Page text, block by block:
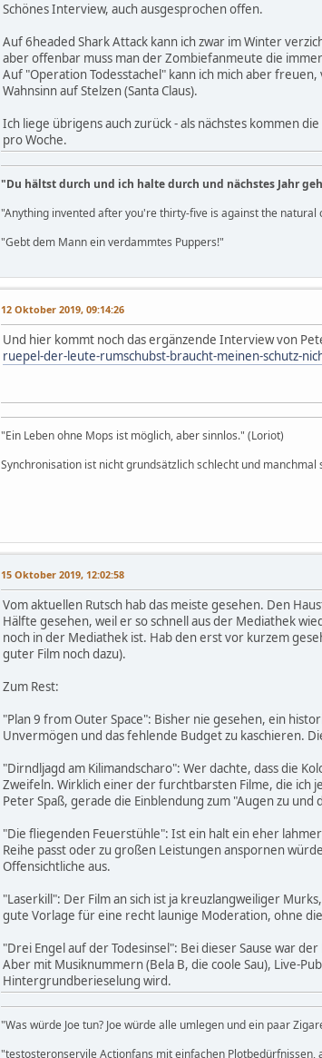
Schönes Interview, auch ausgesprochen offen.
Auf 6headed Shark Attack kann ich zwar im Winter
aber offenbar muss man der Zombiefanmeute die
Auf "Operation Todesstachel" kann ich mich aber
Wahnsinn auf Stelzen (Santa Claus).
Ich liege übrigens auch zurück - als nächstes kommen
pro Woche.
"Du hältst durch und ich halte durch und nächstes Jahr
"Anything invented after you're thirty-five is against the natural
"Gebt dem Mann ein verdammtes Puppers!"
12 Oktober 2019, 09:14:26
Und hier kommt noch das ergänzende Interview von
ruepel-der-leute-rumschubst-braucht-meinen-schutz-
"Ein Leben ohne Mops ist möglich, aber sinnlos." (Loriot)
Synchronisation ist nicht grundsätzlich schlecht und manchmal
15 Oktober 2019, 12:02:58
Vom aktuellen Rutsch hab das meiste gesehen. Den
Hälfte gesehen, weil er so schnell aus der Mediathek
noch in der Mediathek ist. Hab den erst vor kurzem
guter Film noch dazu).
Zum Rest:
"Plan 9 from Outer Space": Bisher nie gesehen, ein
Unvermögen und das fehlende Budget zu kaschieren.
"Dirndljagd am Kilimandscharo": Wer dachte, dass die
Zweifeln. Wirklich einer der furchtbarsten Filme, die ich
Peter Spaß, gerade die Einblendung zum "Augen zu
"Die fliegenden Feuerstühle": Ist ein halt ein eher
Reihe passt oder zu großen Leistungen anspornen
Offensichtliche aus.
"Laserkill": Der Film an sich ist ja kreuzlangweiliger
gute Vorlage für eine recht launige Moderation, ohne
"Drei Engel auf der Todesinsel": Bei dieser Sause war
Aber mit Musiknummern (Bela B, die coole Sau), Live-
Hintergrundberieselung wird.
"Was würde Joe tun? Joe würde alle umlegen und ein paar
"testosteronservile Actionfans mit einfachen Plotbedürfnissen,